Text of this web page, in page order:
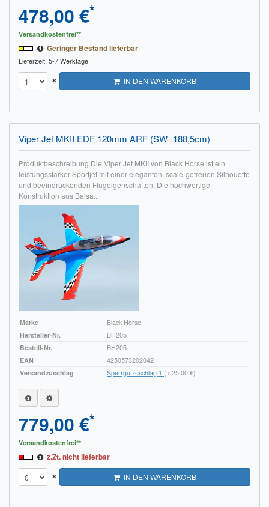
478,00 €*
Versandkostenfrei**
Geringer Bestand lieferbar
Lieferzeit: 5-7 Werktage
× IN DEN WARENKORB
Viper Jet MKII EDF 120mm ARF (SW=188,5cm)
Produktbeschreibung Die Viper Jet MKII von Black Horse ist ein
leistungsstarker Sportjet mit einer eleganten, scale-getreuen Silhouette
und beeindruckenden Flugeigenschaften. Die hochwertige
Konstruktion aus Balsa...
Marke
Black Horse
Hersteller-Nr.
BH205
Bestell-Nr.
BH205
EAN
4250573202042
Versandzuschlag
Sperrgutzuschlag 1 (+ 25,00 €)
779,00 €*
Versandkostenfrei**
z.Zt. nicht lieferbar
× IN DEN WARENKORB